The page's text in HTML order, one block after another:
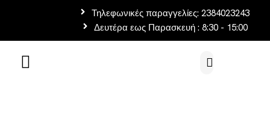
Τηλεφωνικές παραγγελίες: 2384023243
Δευτέρα εως Παρασκευή : 8:30 - 15:00